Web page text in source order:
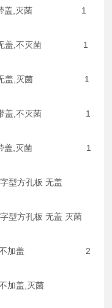
底,带盖,灭菌 1
底,无盖,不灭菌 1
底,无盖,灭菌 1
底,带盖,不灭菌 1
型底,带盖,灭菌 1
字型方孔板 无盖
型方孔板 无盖 灭菌
方孔板 不加盖 2
板 不加盖,灭菌